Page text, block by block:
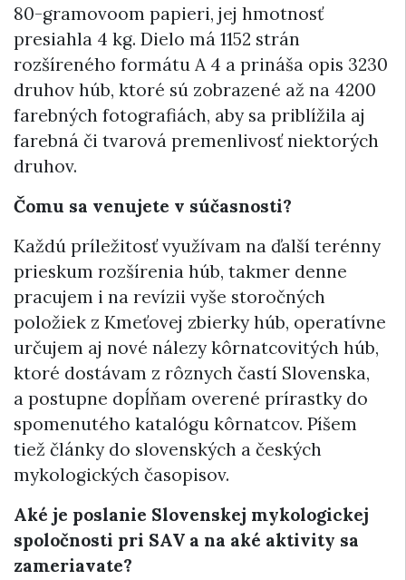
80-gramovoom papieri, jej hmotnosť
presiahla 4 kg. Dielo má 1152 strán
rozšíreného formátu A 4 a prináša opis 3230
druhov húb, ktoré sú zobrazené až na 4200
farebných fotografiách, aby sa priblížila aj
farebná či tvarová premenlivosť niektorých
druhov.
Čomu sa venujete v súčasnosti?
Každú príležitosť využívam na ďalší terénny
prieskum rozšírenia húb, takmer denne
pracujem i na revízii vyše storočných
položiek z Kmeťovej zbierky húb, operatívne
určujem aj nové nálezy kôrnatcovitých húb,
ktoré dostávam z rôznych častí Slovenska,
a postupne dopĺňam overené prírastky do
spomenutého katalógu kôrnatcov. Píšem
tiež články do slovenských a českých
mykologických časopisov.
Aké je poslanie Slovenskej mykologickej
spoločnosti pri SAV a na aké aktivity sa
zameriavate?